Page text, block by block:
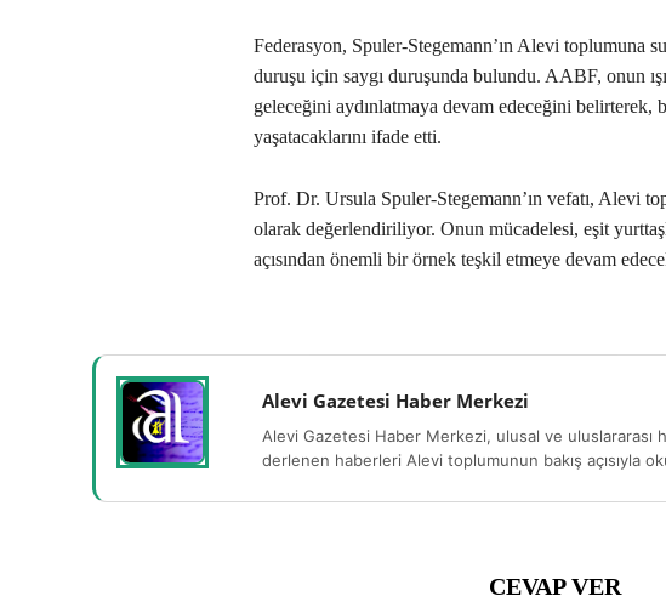
Federasyon, Spuler-Stegemann’ın Alevi toplumuna
duruşu için saygı duruşunda bulundu. AABF, onun
geleceğini aydınlatmaya devam edeceğini belirterek,
yaşatacaklarını ifade etti.
Prof. Dr. Ursula Spuler-Stegemann’ın vefatı, Alevi
olarak değerlendiriliyor. Onun mücadelesi, eşit
açısından önemli bir örnek teşkil etmeye devam
Alevi Gazetesi Haber Merkezi
Alevi Gazetesi Haber Merkezi, ulusal ve uluslararası
derlenen haberleri Alevi toplumunun bakış açısıyla
CEVAP VER